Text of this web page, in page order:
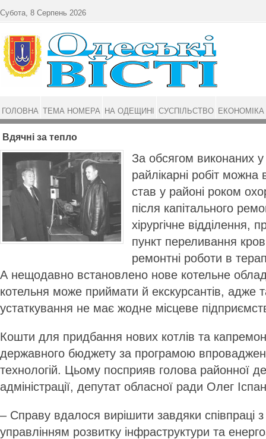
Вдячні за тепло
За обсягом виконаних у
райлікарні робіт
став у ра­йоні роком
після капітального
хірургічне відділення,
пункт переливання
ремонтні роботи в
А нещодавно встановлено нове котельне
котельня може приймати й екскурсантів, адже
устаткування не має жодне місцеве
Кошти для придбання нових котлів та
державного бюджету за програмою
технологій. Цьому посприяв голова районної
адміністрації, депутат обласної ради Олег
– Справу вдалося вирішити завдяки співпраці
управлінням розвитку інфраструктури та
Субота, 8 Серпень 2026
ГОЛОВНА ТЕМА НОМЕРА НА ОДЕЩИНІ СУСПІЛЬСТВО ЕКОНОМІКА